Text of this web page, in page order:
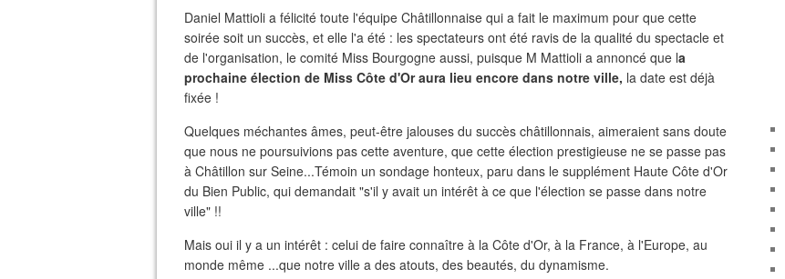
Daniel Mattioli a félicité toute l'équipe Châtillonnaise qui a fait le maximum pour que cette
soirée soit un succès, et elle l'a été : les spectateurs ont été ravis de la qualité du spectacle et
de l'organisation, le comité Miss Bourgogne aussi, puisque M Mattioli a annoncé que la
prochaine élection de Miss Côte d'Or aura lieu encore dans notre ville, la date est déjà
fixée !
Quelques méchantes âmes, peut-être jalouses du succès châtillonnais, aimeraient sans doute
que nous ne poursuivions pas cette aventure, que cette élection prestigieuse ne se passe pas
à Châtillon sur Seine...Témoin un sondage honteux, paru dans le supplément Haute Côte d'Or
du Bien Public, qui demandait "s'il y avait un intérêt à ce que l'élection se passe dans notre
ville" !!
Mais oui il y a un intérêt : celui de faire connaître à la Côte d'Or, à la France, à l'Europe, au
monde même ...que notre ville a des atouts, des beautés, du dynamisme.